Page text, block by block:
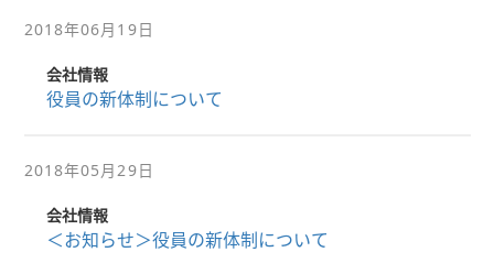
2018年06月19日
会社情報
役員の新体制について
2018年05月29日
会社情報
＜お知らせ＞役員の新体制について